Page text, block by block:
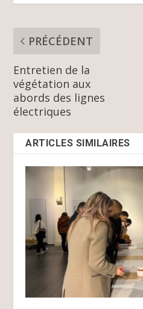
PRÉCÉDENT
Entretien de la
végétation aux
abords des lignes
électriques
ARTICLES SIMILAIRES